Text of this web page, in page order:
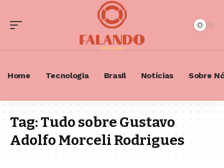
Home Tecnologia Brasil Notícias Sobre
Tag:Tudo sobre Gustavo
Adolfo Morceli Rodrigues